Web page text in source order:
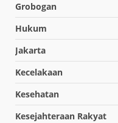
Grobogan
Hukum
Jakarta
Kecelakaan
Kesehatan
Kesejahteraan Rakyat